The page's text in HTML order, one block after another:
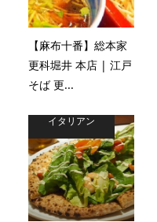
【麻布十番】総本家
更科堀井 本店 | 江戸
そば 更...
イタリアン